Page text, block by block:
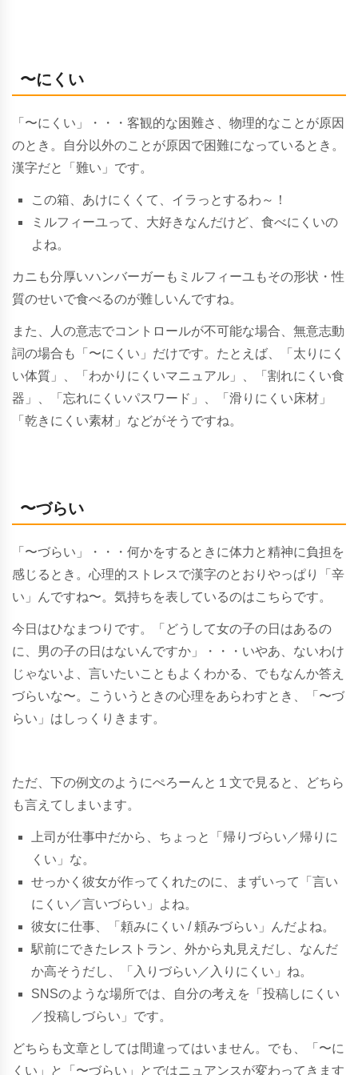
〜にくい
「〜にくい」・・・客観的な困難さ、物理的なことが原因
のとき。自分以外のことが原因で困難になっているとき。
漢字だと「難い」です。
この箱、あけにくくて、イラっとするわ～！
ミルフィーユって、大好きなんだけど、食べにくいの
よね。
カニも分厚いハンバーガーもミルフィーユもその形状・性
質のせいで食べるのが難しいんですね。
また、人の意志でコントロールが不可能な場合、無意志動
詞の場合も「〜にくい」だけです。たとえば、「太りにく
い体質」、「わかりにくいマニュアル」、「割れにくい食
器」、「忘れにくいパスワード」、「滑りにくい床材」
「乾きにくい素材」などがそうですね。
〜づらい
「〜づらい」・・・何かをするときに体力と精神に負担を
感じるとき。心理的ストレスで漢字のとおりやっぱり「辛
い」んですね〜。気持ちを表しているのはこちらです。
今日はひなまつりです。「どうして女の子の日はあるの
に、男の子の日はないんですか」・・・いやあ、ないわけ
じゃないよ、言いたいこともよくわかる、でもなんか答え
づらいな〜。こういうときの心理をあらわすとき、「〜づ
らい」はしっくりきます。
ただ、下の例文のようにぺろーんと１文で見ると、どちら
も言えてしまいます。
上司が仕事中だから、ちょっと「帰りづらい／帰りに
くい」な。
せっかく彼女が作ってくれたのに、まずいって「言い
にくい／言いづらい」よね。
彼女に仕事、「頼みにくい / 頼みづらい」んだよね。
駅前にできたレストラン、外から丸見えだし、なんだ
か高そうだし、「入りづらい／入りにくい」ね。
SNSのような場所では、自分の考えを「投稿しにくい
／投稿しづらい」です。
どちらも文章としては間違ってはいません。でも、「〜に
くい」と「〜づらい」とではニュアンスが変わってきます